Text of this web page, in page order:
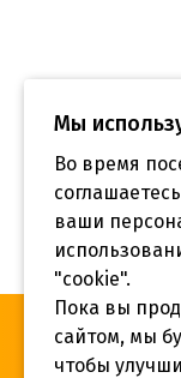
«Инва-Студия.
© 2026 г.
Мы
Во время
ваши
"cookie".
Пока вы
сайтом, мы
чтобы